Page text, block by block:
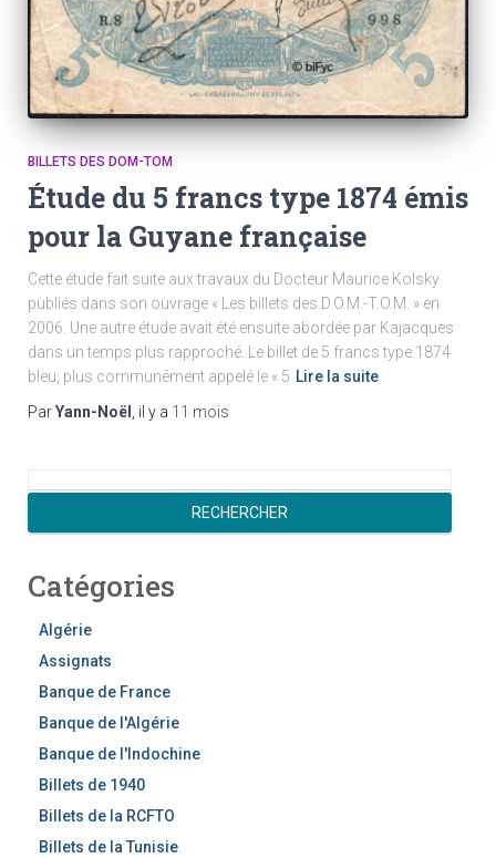
BILLETS DES DOM-TOM
Étude du 5 francs type 1874 émis
pour la Guyane française
Cette étude fait suite aux travaux du Docteur Maurice Kolsky
publiés dans son ouvrage « Les billets des D.O.M.-T.O.M. » en
2006. Une autre étude avait été ensuite abordée par Kajacques
dans un temps plus rapproché. Le billet de 5 francs type 1874
bleu, plus communément appelé le « 5 Lire la suite
ParYann-Noël , il y a 11 mois
c
e
RECHERCHER
Catégories
Algérie
Assignats
Banque de France
Banque de l'Algérie
Banque de l'Indochine
Billets de 1940
Billets de la RCFTO
Billets de la Tunisie